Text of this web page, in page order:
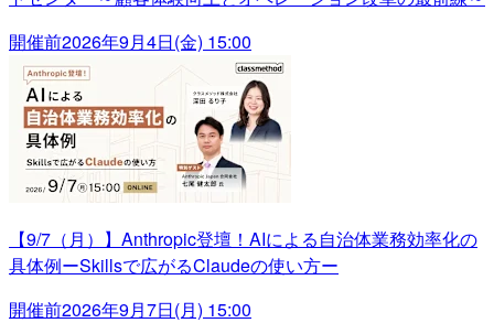
開催前2026年9月4日(金) 15:00
【9/7（月）】Anthropic登壇！AIによる自治体業務効率化の
具体例ーSkillsで広がるClaudeの使い方ー
開催前2026年9月7日(月) 15:00